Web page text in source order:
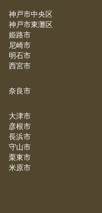
神戸市中央区
神戸市東灘区
姫路市
尼崎市
明石市
西宮市
奈良市
大津市
彦根市
長浜市
守山市
栗東市
米原市